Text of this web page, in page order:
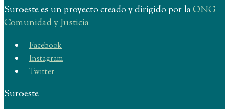
Suroeste es un proyecto creado y dirigido por laONG
Comunidad y Justicia
Facebook
Instagram
Twitter
Suroeste